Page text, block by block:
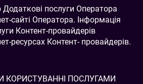
Додаткові послуги Оператора
сайті Оператора. Інформація
Контент-провайдерів
ресурсах Контент- провайдерів.
КОРИСТУВАННІ ПОСЛУГАМИ